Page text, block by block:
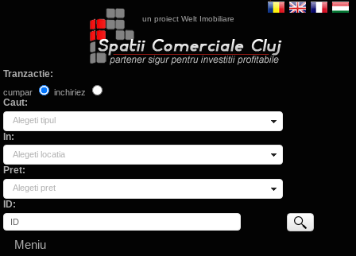
un proiect Welt Imobiliare
Tranzactie:
cumpar inchiriez
Caut:
Alegeti tipul
In:
Alegeti locatia
Pret:
Alegeti pret
ID:
Meniu